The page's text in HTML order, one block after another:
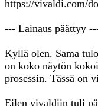
https://vivaldi.com/
--- Lainaus päättyy
Kyllä olen. Sama
on koko näytön
prosessin. Tässä on
Eilen vivaldiin tuli